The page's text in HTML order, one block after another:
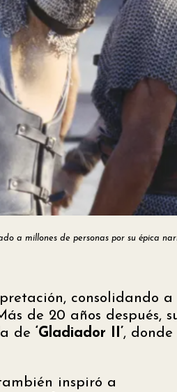
a millones de personas por su épica
consolidando a
de 20 años después,
de
‘Gladiador II’, donde
inspiró a